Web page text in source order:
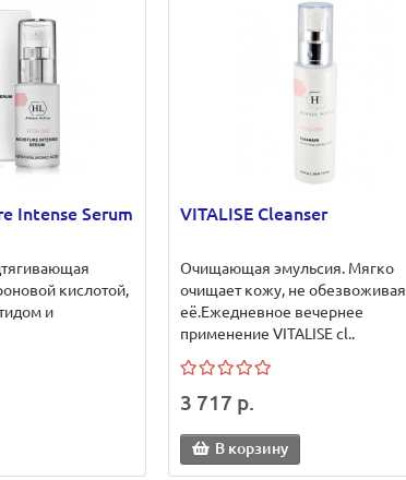
Intense Serum
кислотой,
и
VITALISE Cleanser
Очищающая эмульсия. Мягко
очищает кожу, не обезвоживая
её.Ежедневное вечернее
применение VITALISE cl..
3 717 р.
В корзину